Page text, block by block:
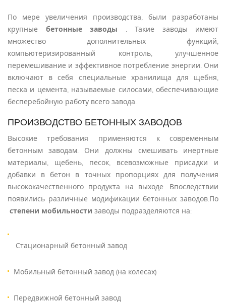
По мере увеличения производства, были разработаны
крупные бетонные заводы . Такие заводы имеют
множество дополнительных функций,
компьютеризированный контроль, улучшенное
перемешивание и эффективное потребление энергии. Они
включают в себя специальные хранилища для щебня,
песка и цемента, называемые силосами, обеспечивающие
бесперебойную работу всего завода.
ПРОИЗВОДСТВО БЕТОННЫХ ЗАВОДОВ
Высокие требования применяются к современным
бетонным заводам. Они должны смешивать инертные
материалы, щебень, песок, всевозможные присадки и
добавки в бетон в точных пропорциях для получения
высококачественного продукта на выходе. Впоследствии
появились различные модификации бетонных заводов.По
степени мобильности заводы подразделяются на:
Стационарный бетонный завод
Мобильный бетонный завод (на колесах)
Передвижной бетонный завод